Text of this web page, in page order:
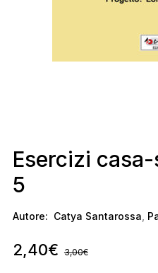
Esercizi
5
Autore: Catya Santarossa
2,40€ 3,00€